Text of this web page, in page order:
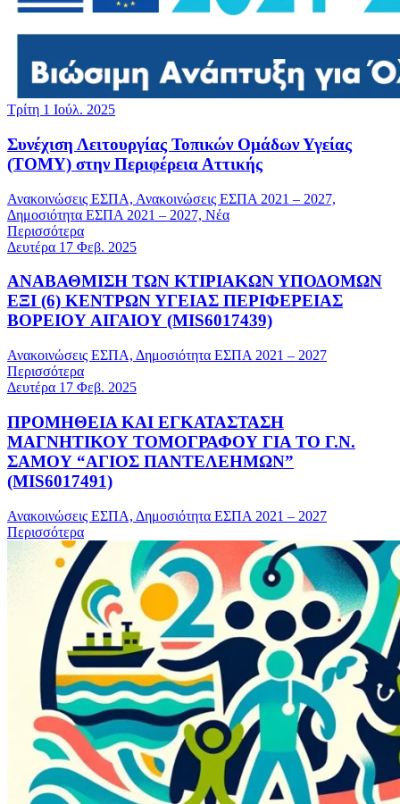
Τρίτη 1 Ιούλ. 2025
Συνέχιση Λειτουργίας Τοπικών Ομάδων Υγείας
(ΤΟΜΥ) στην Περιφέρεια Αττικής
Ανακοινώσεις ΕΣΠΑ, Ανακοινώσεις ΕΣΠΑ 2021 – 2027,
Δημοσιότητα ΕΣΠΑ 2021 – 2027, Νέα
Περισσότερα
Δευτέρα 17 Φεβ. 2025
ΑΝΑΒΑΘΜΙΣΗ ΤΩΝ ΚΤΙΡΙΑΚΩΝ ΥΠΟΔΟΜΩΝ
ΕΞΙ (6) ΚΕΝΤΡΩΝ ΥΓΕΙΑΣ ΠΕΡΙΦΕΡΕΙΑΣ
ΒΟΡΕΙΟΥ ΑΙΓΑΙΟΥ (MIS6017439)
Ανακοινώσεις ΕΣΠΑ, Δημοσιότητα ΕΣΠΑ 2021 – 2027
Περισσότερα
Δευτέρα 17 Φεβ. 2025
ΠΡΟΜΗΘΕΙΑ ΚΑΙ ΕΓΚΑΤΑΣΤΑΣΗ
ΜΑΓΝΗΤΙΚΟΥ ΤΟΜΟΓΡΑΦΟΥ ΓΙΑ ΤΟ Γ.Ν.
ΣΑΜΟΥ “ΑΓΙΟΣ ΠΑΝΤΕΛΕΗΜΩΝ”
(MIS6017491)
Ανακοινώσεις ΕΣΠΑ, Δημοσιότητα ΕΣΠΑ 2021 – 2027
Περισσότερα